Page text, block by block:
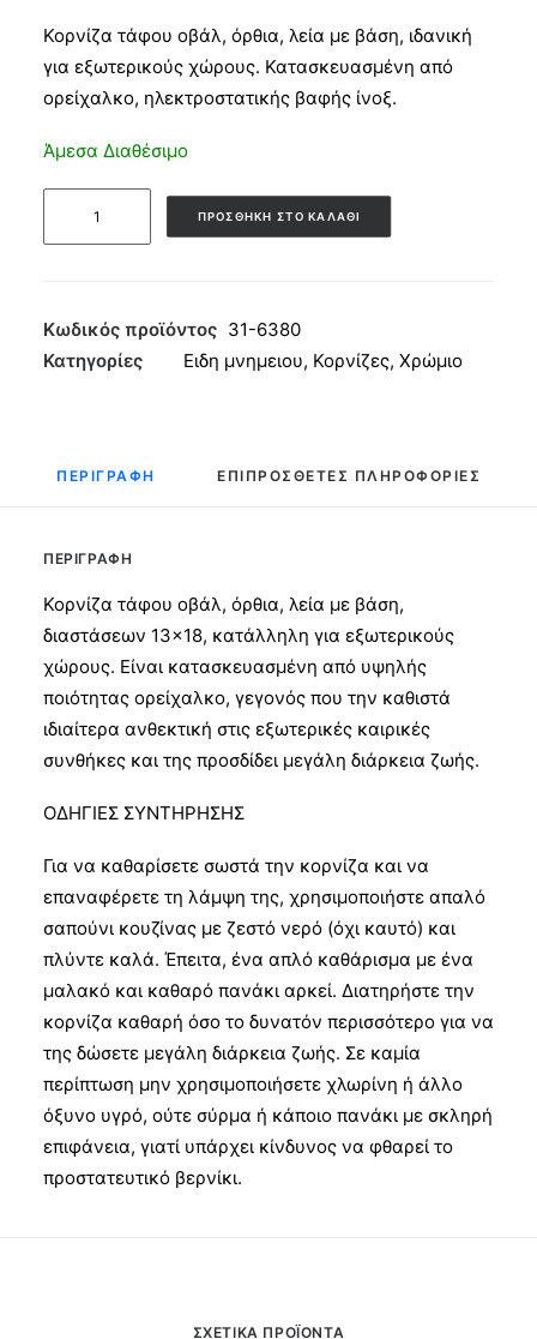
Κορνίζα τάφου οβάλ, όρθια, λεία με βάση, ιδανική
για εξωτερικούς χώρους. Κατασκευασμένη από
ορείχαλκο, ηλεκτροστατικής βαφής ίνοξ.
Άμεσα Διαθέσιμο
Λεία
13x18
ΠΡΟΣΘΉΚΗ ΣΤΟ ΚΑΛΆΘΙ
Κωδικός προϊόντος 31-6380
Κατηγορίες
Ειδη μνημειου, Κορνίζες, Χρώμιο
ΠΕΡΙΓΡΑΦΉ ΕΠΙΠΡΌΣΘΕΤΕΣ ΠΛΗΡΟΦΟΡΊΕΣ
ΠΕΡΙΓΡΑΦΉ
Κορνίζα τάφου οβάλ, όρθια, λεία με βάση,
διαστάσεων 13×18, κατάλληλη για εξωτερικούς
χώρους. Είναι κατασκευασμένη από υψηλής
ποιότητας ορείχαλκο, γεγονός που την καθιστά
ιδιαίτερα ανθεκτική στις εξωτερικές καιρικές
συνθήκες και της προσδίδει μεγάλη διάρκεια ζωής.
ΟΔΗΓΙΕΣ ΣΥΝΤΗΡΗΣΗΣ
Για να καθαρίσετε σωστά την κορνίζα και να
επαναφέρετε τη λάμψη της, χρησιμοποιήστε απαλό
σαπούνι κουζίνας με ζεστό νερό (όχι καυτό) και
πλύντε καλά. Έπειτα, ένα απλό καθάρισμα με ένα
μαλακό και καθαρό πανάκι αρκεί. Διατηρήστε την
κορνίζα καθαρή όσο το δυνατόν περισσότερο για να
της δώσετε μεγάλη διάρκεια ζωής. Σε καμία
περίπτωση μην χρησιμοποιήσετε χλωρίνη ή άλλο
όξυνο υγρό, ούτε σύρμα ή κάποιο πανάκι με σκληρή
επιφάνεια, γιατί υπάρχει κίνδυνος να φθαρεί το
προστατευτικό βερνίκι.
ΣΧΕΤΙΚΆ ΠΡΟΪΌΝΤΑ